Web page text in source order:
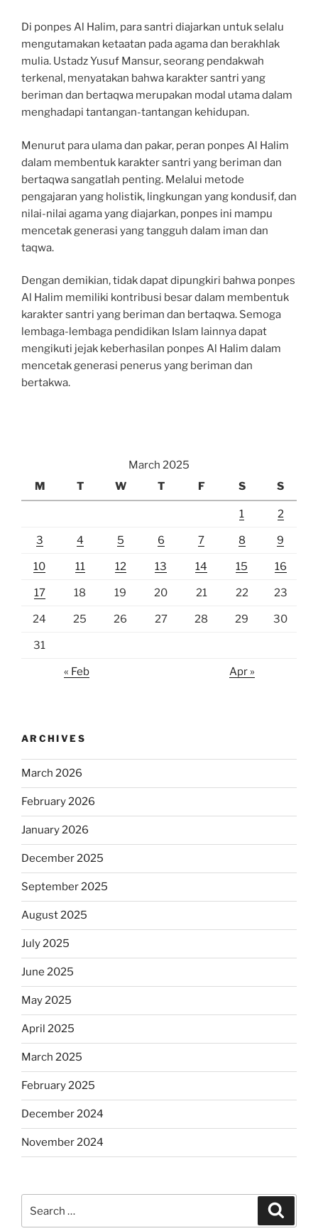
Di ponpes Al Halim, para santri diajarkan untuk selalu
mengutamakan ketaatan pada agama dan berakhlak
mulia. Ustadz Yusuf Mansur, seorang pendakwah
terkenal, menyatakan bahwa karakter santri yang
beriman dan bertaqwa merupakan modal utama dalam
menghadapi tantangan-tantangan kehidupan.
Menurut para ulama dan pakar, peran ponpes Al Halim
dalam membentuk karakter santri yang beriman dan
bertaqwa sangatlah penting. Melalui metode
pengajaran yang holistik, lingkungan yang kondusif, dan
nilai-nilai agama yang diajarkan, ponpes ini mampu
mencetak generasi yang tangguh dalam iman dan
taqwa.
Dengan demikian, tidak dapat dipungkiri bahwa ponpes
Al Halim memiliki kontribusi besar dalam membentuk
karakter santri yang beriman dan bertaqwa. Semoga
lembaga-lembaga pendidikan Islam lainnya dapat
mengikuti jejak keberhasilan ponpes Al Halim dalam
mencetak generasi penerus yang beriman dan
bertakwa.
March 2025
M
T W T F S S
1 2
3 4 5 6 7 8 9
10 11 12 13 14 15 16
17 18 19 20 21 22 23
24 25 26 27 28 29 30
31
« Feb Apr »
ARCHIVES
March 2026
February 2026
January 2026
December 2025
September 2025
August 2025
July 2025
June 2025
May 2025
April 2025
March 2025
February 2025
December 2024
November 2024
for: